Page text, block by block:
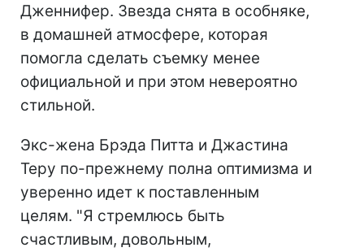
Дженнифер. Звезда снята в особняке,
в домашней атмосфере, которая
помогла сделать съемку менее
официальной и при этом невероятно
стильной.
Экс-жена Брэда Питта и Джастина
Теру по-прежнему полна оптимизма и
уверенно идет к поставленным
целям. "Я стремлюсь быть
счастливым, довольным,